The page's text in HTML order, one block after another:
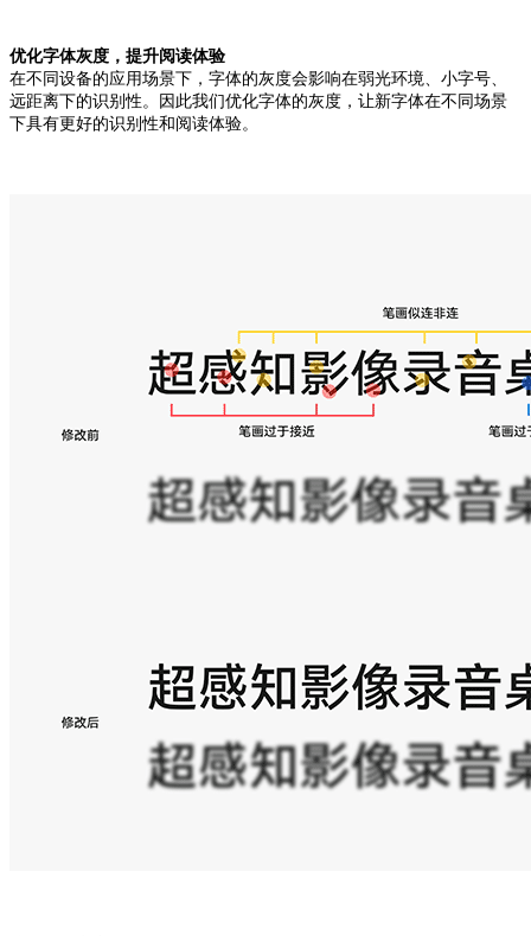
优化字体灰度，提升阅读体验
在不同设备的应用场景下，字体的灰度会影响在弱光环境、小字号、
远距离下的识别性。因此我们优化字体的灰度，让新字体在不同场景
下具有更好的识别性和阅读体验。